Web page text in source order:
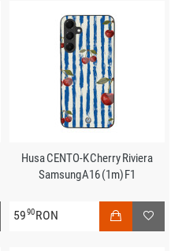
Husa CENTO-K Cherry Riviera
Samsung A16 (1m) F1
5990RON